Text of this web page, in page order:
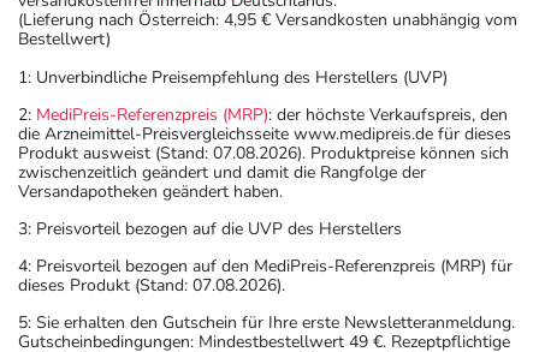
(Lieferung nach Österreich: 4,95 € Versandkosten unabhängig vom
Bestellwert)
1: Unverbindliche Preisempfehlung des Herstellers (UVP)
2: MediPreis-Referenzpreis (MRP): der höchste Verkaufspreis, den
die Arzneimittel-Preisvergleichsseite www.medipreis.de für dieses
Produkt ausweist (Stand: 07.08.2026). Produktpreise können sich
zwischenzeitlich geändert und damit die Rangfolge der
Versandapotheken geändert haben.
3: Preisvorteil bezogen auf die UVP des Herstellers
4: Preisvorteil bezogen auf den MediPreis-Referenzpreis (MRP) für
dieses Produkt (Stand: 07.08.2026).
5: Sie erhalten den Gutschein für Ihre erste Newsletteranmeldung.
Gutscheinbedingungen: Mindestbestellwert 49 €. Rezeptpflichtige